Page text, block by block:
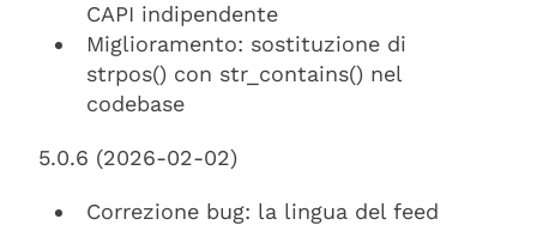
CAPI indipendente
Miglioramento: sostituzione di
strpos() con str_contains() nel
codebase
5.0.6 (2026-02-02)
Correzione bug: la lingua del feed